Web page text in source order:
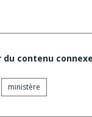
du contenu
ministère